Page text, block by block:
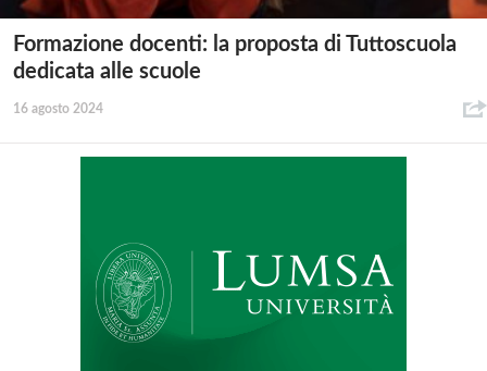
Formazione docenti: la proposta di Tuttoscuola
dedicata alle scuole
16 agosto 2024